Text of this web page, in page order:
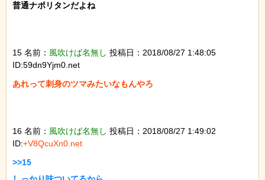
普通ナポリタンだよね
15 名前： 風吹けば名無し 投稿日：2018/08/27 1:48:05
ID:59dn9Yjm0.net
あれって刺身のツマみたいなもんやろ
16 名前： 風吹けば名無し 投稿日：2018/08/27 1:49:02
ID:+V8QcuXn0.net
>>15